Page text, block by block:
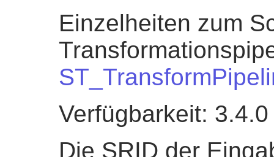
Einzelheiten zum
Verfügbarkeit: 3.4.0
Die SRID der